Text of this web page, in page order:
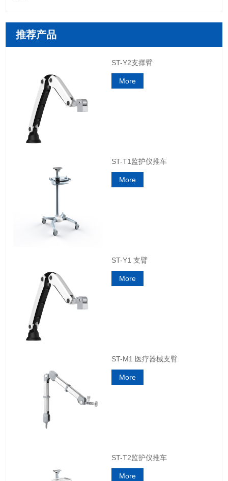
推荐产品
ST-Y2支撑臂
More
ST-T1监护仪推车
More
ST-Y1 支臂
More
ST-M1 医疗器械支臂
More
ST-T2监护仪推车
More